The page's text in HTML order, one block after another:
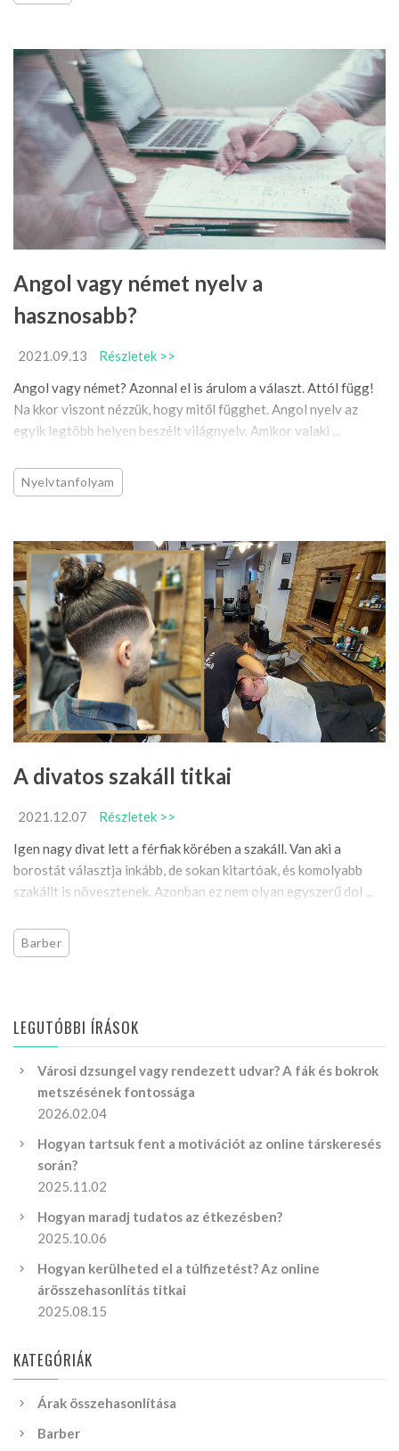
Angol vagy német nyelv a
hasznosabb?
2021.09.13
Részletek >>
Angol vagy német? Azonnal el is árulom a választ. Attól függ!
Na kkor viszont nézzük, hogy mitől függhet. Angol nyelv az
egyik legtöbb helyen beszélt világnyelv. Amikor valaki ...
Nyelvtanfolyam
A divatos szakáll titkai
2021.12.07
Részletek >>
Igen nagy divat lett a férfiak körében a szakáll. Van aki a
borostát választja inkább, de sokan kitartóak, és komolyabb
szakállt is növesztenek. Azonban ez nem olyan egyszerű dol ...
Barber
LEGUTÓBBI ÍRÁSOK
Városi dzsungel vagy rendezett udvar? A fák és bokrok
metszésének fontossága
2026.02.04
Hogyan tartsuk fent a motivációt az online társkeresés
során?
2025.11.02
Hogyan maradj tudatos az étkezésben?
2025.10.06
Hogyan kerülheted el a túlfizetést? Az online
árösszehasonlítás titkai
2025.08.15
KATEGÓRIÁK
Árak összehasonlítása
Barber